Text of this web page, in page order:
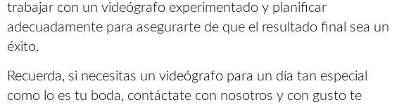
trabajar con un videógrafo experimentado y planificar
adecuadamente para asegurarte de que el resultado final sea un
éxito.
Recuerda, si necesitas un videógrafo para un día tan especial
como lo es tu boda, contáctate con nosotros y con gusto te